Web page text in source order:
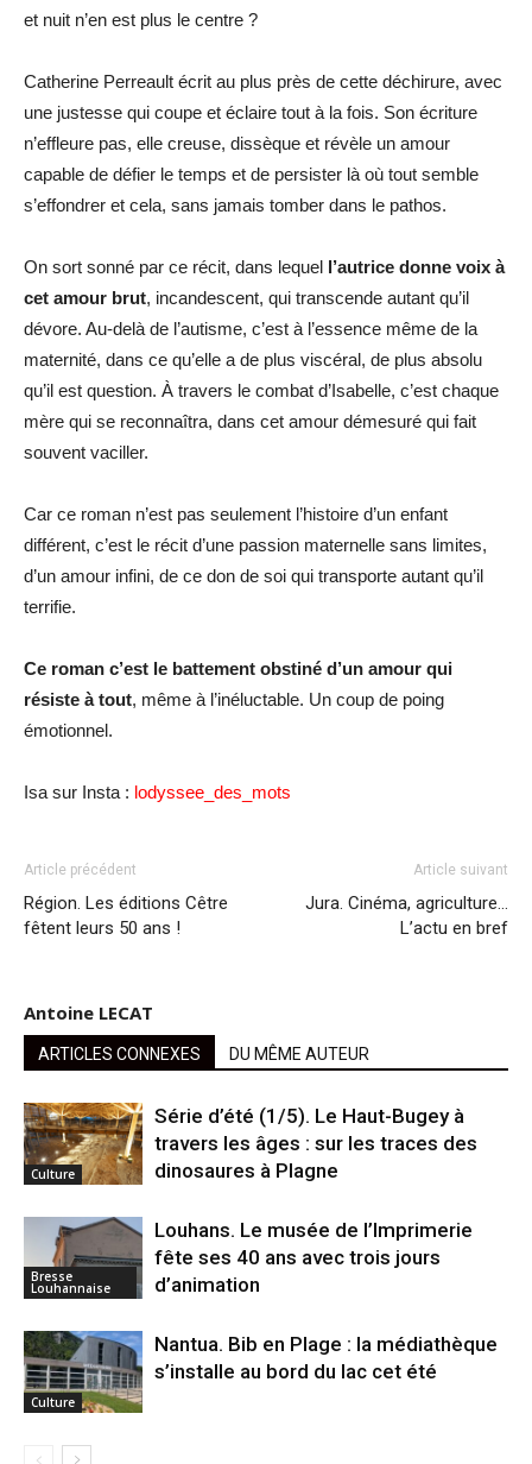
et nuit n’en est plus le centre ?
Catherine Perreault écrit au plus près de cette déchirure, avec
une justesse qui coupe et éclaire tout à la fois. Son écriture
n’effleure pas, elle creuse, dissèque et révèle un amour
capable de défier le temps et de persister là où tout semble
s’effondrer et cela, sans jamais tomber dans le pathos.
On sort sonné par ce récit, dans lequel l’autrice donne voix à
cet amour brut, incandescent, qui transcende autant qu’il
dévore. Au-delà de l’autisme, c’est à l’essence même de la
maternité, dans ce qu’elle a de plus viscéral, de plus absolu
qu’il est question. À travers le combat d’Isabelle, c’est chaque
mère qui se reconnaîtra, dans cet amour démesuré qui fait
souvent vaciller.
Car ce roman n’est pas seulement l’histoire d’un enfant
différent, c’est le récit d’une passion maternelle sans limites,
d’un amour infini, de ce don de soi qui transporte autant qu’il
terrifie.
Ce roman c’est le battement obstiné d’un amour qui
résiste à tout, même à l’inéluctable. Un coup de poing
émotionnel.
Isa sur Insta : lodyssee_des_mots
Article précédent
Région. Les éditions Cêtre
fêtent leurs 50 ans !
Article suivant
Jura. Cinéma, agriculture…
L’actu en bref
Antoine LECAT
ARTICLES CONNEXES DU MÊME AUTEUR
Culture
Série d’été (1/5). Le Haut-Bugey à
travers les âges : sur les traces des
dinosaures à Plagne
Bresse
Louhannaise
Louhans. Le musée de l’Imprimerie
fête ses 40 ans avec trois jours
d’animation
Culture
Nantua. Bib en Plage : la médiathèque
s’installe au bord du lac cet été